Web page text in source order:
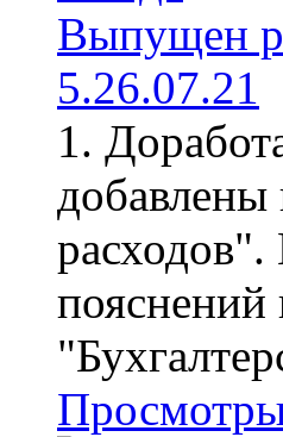
Выпущен
5.26.07.21
1.
пояснений